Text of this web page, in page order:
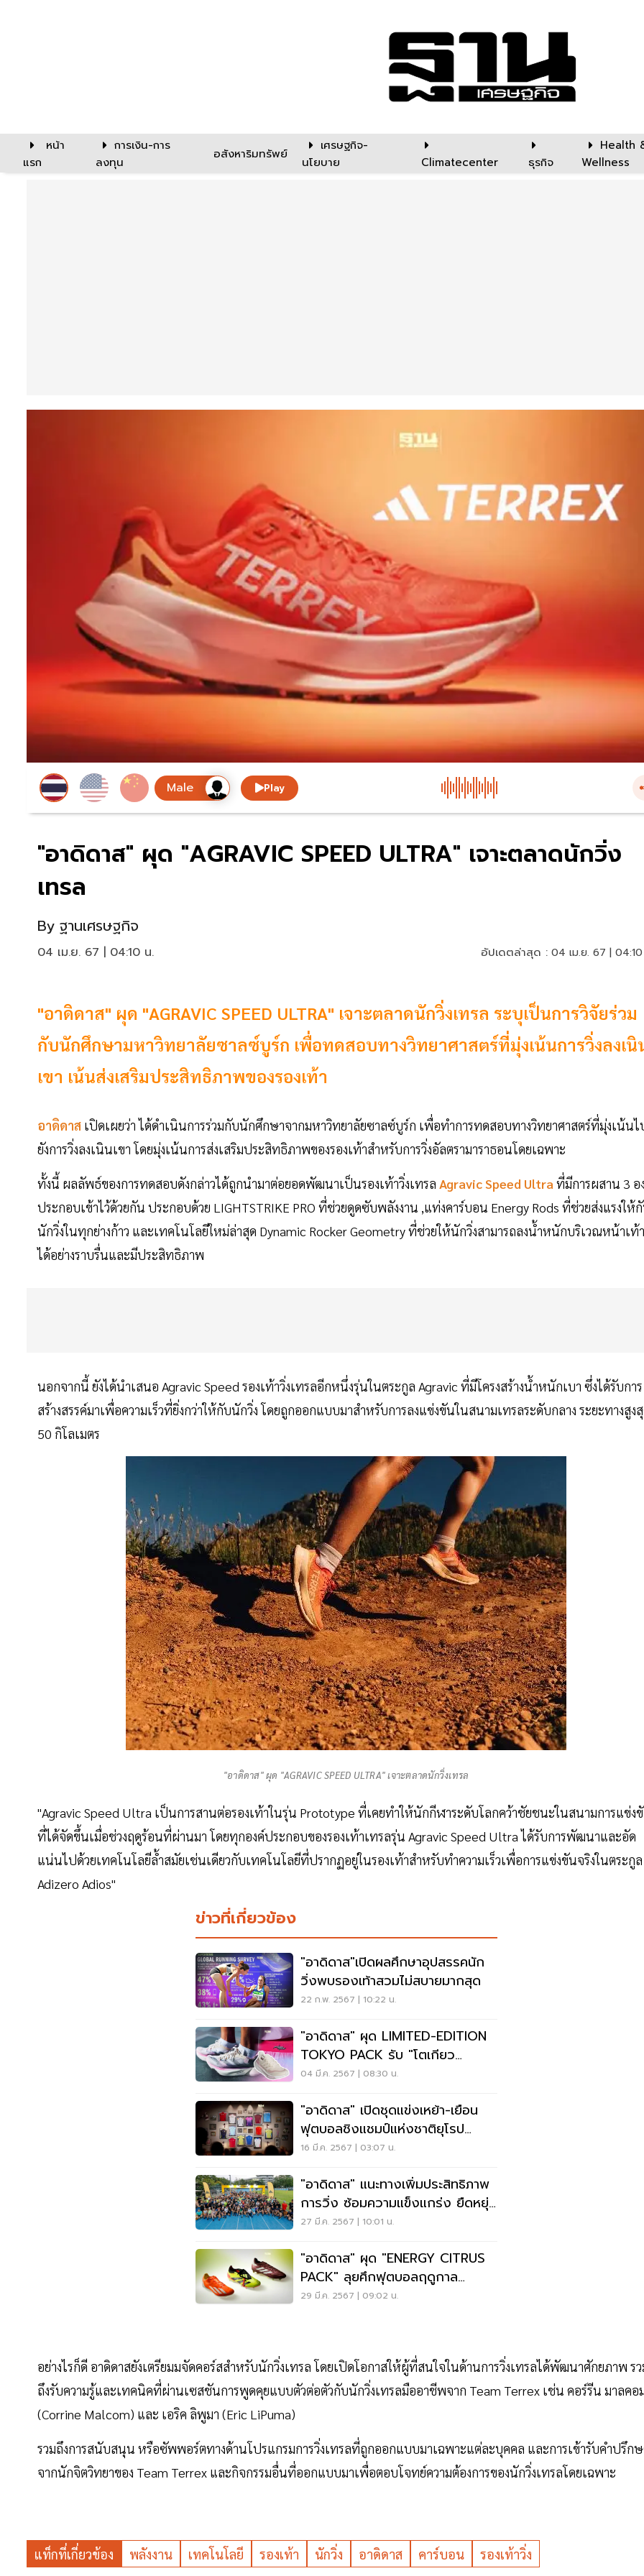
หน้า
แรก
การเงิน-การ
ลงทุน
อสังหาริมทรัพย์
เศรษฐกิจ-
นโยบาย
Climatecenter ธุรกิจ
Health
Wellness
Play
"อาดิดาส" ผุด "AGRAVIC SPEED ULTRA" เจาะตลาดนักวิ่ง
เทรล
By ฐานเศรษฐกิจ
04 เม.ย. 67 | 04:10 น. อัปเดตล่าสุด : 04 เม.ย. 67 |
"อาดิดาส" ผุด "AGRAVIC SPEED ULTRA" เจาะตลาดนักวิ่งเทรล ระบุเป็นการวิจัยร่วม
กับนักศึกษามหาวิทยาลัยซาลซ์บูร์ก เพื่อทดสอบทางวิทยาศาสตร์ที่มุ่งเน้นการวิ่งลงเนิ
เขา เน้นส่งเสริมประสิทธิภาพของรองเท้า
อาดิดาส เปิดเผยว่า ได้ดำเนินการร่วมกับนักศึกษาจากมหาวิทยาลัยซาลซ์บูร์ก เพื่อทำการทดสอบทางวิทยาศาสตร์ที่มุ่งเน้น
ยังการวิ่งลงเนินเขา โดยมุ่งเน้นการส่งเสริมประสิทธิภาพของรองเท้าสำหรับการวิ่งอัลตรามาราธอนโดยเฉพาะ
ทั้งนี้ ผลลัพธ์ของการทดสอบดังกล่าวได้ถูกนำมาต่อยอดพัฒนาเป็นรองเท้าวิ่งเทรล Agravic Speed Ultra ที่มีการผสาน 3 อ
ประกอบเข้าไว้ด้วยกัน ประกอบด้วย LIGHTSTRIKE PRO ที่ช่วยดูดซับพลังงาน ,แท่งคาร์บอน Energy Rods ที่ช่วยส่งแรงให้
นักวิ่งในทุกย่างก้าว และเทคโนโลยีใหม่ล่าสุด Dynamic Rocker Geometry ที่ช่วยให้นักวิ่งสามารถลงน้ำหนักบริเวณหน้าเท้า
ได้อย่างราบรื่นและมีประสิทธิภาพ
นอกจากนี้ ยังได้นำเสนอ Agravic Speed รองเท้าวิ่งเทรลอีกหนึ่งรุ่นในตระกูล Agravic ที่มีโครงสร้างน้ำหนักเบา ซึ่งได้รับการ
สร้างสรรค์มาเพื่อความเร็วที่ยิ่งกว่าให้กับนักวิ่ง โดยถูกออกแบบมาสำหรับการลงแข่งขันในสนามเทรลระดับกลาง ระยะทางสูง
50 กิโลเมตร
"อาดิดาส" ผุด "AGRAVIC SPEED ULTRA" เจาะตลาดนักวิ่งเทรล
"Agravic Speed Ultra เป็นการสานต่อรองเท้าในรุ่น Prototype ที่เคยทำให้นักกีฬาระดับโลกคว้าชัยชนะในสนามการแข่ง
ที่ได้จัดขึ้นเมื่อช่วงฤดูร้อนที่ผ่านมา โดยทุกองค์ประกอบของรองเท้าเทรลรุ่น Agravic Speed Ultra ได้รับการพัฒนาและอัด
แน่นไปด้วยเทคโนโลยีล้ำสมัยเช่นเดียวกับเทคโนโลยีที่ปรากฏอยู่ในรองเท้าสำหรับทำความเร็วเพื่อการแข่งขันจริงในตระกูล
Adizero Adios"
ข่าวที่เกี่ยวข้อง
"อาดิดาส"เปิดผลศึกษาอุปสรรคนัก
วิ่งพบรองเท้าสวมไม่สบายมากสุด
22 ก.พ. 2567 | 10:22 น.
"อาดิดาส" ผุด LIMITED-EDITION
TOKYO PACK รับ "โตเกียว
มาราธอน 2024"
04 มี.ค. 2567 | 08:30 น.
"อาดิดาส" เปิดชุดแข่งเหย้า-เยือน
ฟุตบอลชิงแชมป์แห่งชาติยุโรป
2024
16 มี.ค. 2567 | 03:07 น.
"อาดิดาส" แนะทางเพิ่มประสิทธิภาพ
การวิ่ง ซ้อมความแข็งแกร่ง ยืดหยุ่น
ร่างกาย
27 มี.ค. 2567 | 10:01 น.
"อาดิดาส" ผุด "ENERGY CITRUS
PACK" ลุยศึกฟุตบอลฤดูกาล
23/24
29 มี.ค. 2567 | 09:02 น.
อย่างไรก็ดี อาดิดาสยังเตรียมมจัดคอร์สสำหรับนักวิ่งเทรล โดยเปิดโอกาสให้ผู้ที่สนใจในด้านการวิ่งเทรลได้พัฒนาศักยภาพ ร
ถึงรับความรู้และเทคนิคที่ผ่านเซสชันการพูดคุยแบบตัวต่อตัวกับนักวิ่งเทรลมืออาชีพจาก Team Terrex เช่น คอร์รีน มาลคอ
(Corrine Malcom) และ เอริค ลิพูมา (Eric LiPuma)
รวมถึงการสนับสนุน หรือซัพพอร์ตทางด้านโปรแกรมการวิ่งเทรลที่ถูกออกแบบมาเฉพาะแต่ละบุคคล และการเข้ารับคำปรึก
จากนักจิตวิทยาของ Team Terrex และกิจกรรมอื่นที่ออกแบบมาเพื่อตอบโจทย์ความต้องการของนักวิ่งเทรลโดยเฉพาะ
แท็กที่เกี่ยวข้อง พลังงาน เทคโนโลยี รองเท้า นักวิ่ง อาดิดาส คาร์บอน รองเท้าวิ่ง